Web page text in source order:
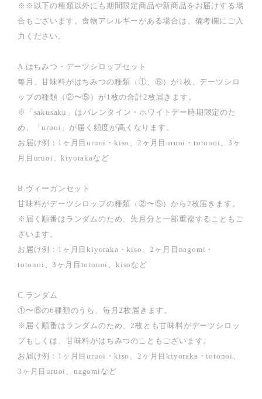
※※以下の種類以外にも期間限定商品や新商品をお届けする場
合もございます。食物アレルギーがある場合は、備考欄にご入
力ください。
A.はちみつ・デーツシロップセット
毎月、甘味料がはちみつの種類（①、⑥）が1枚、デーツシロ
ップの種類（②〜⑤）が1枚の合計2枚届きます。
※「sakusaku」はバレンタイン・ホワイトデー時期限定のた
め、「uruoi」が届く頻度が高くなります。
お届け例：1ヶ月目uruoi・kiso、2ヶ月目uruoi・totonoi、3ヶ
月目uruoi、kiyorakaなど
B.ヴィーガンセット
甘味料がデーツシロップの種類（②〜⑤）から2枚届きます。
※届く順番はランダムのため、先月分と一部重複することもご
ざいます。
お届け例：1ヶ月目kiyoraka・kiso、2ヶ月目nagomi・
totonoi、3ヶ月目totonoi、kisoなど
C.ランダム
①〜⑥の6種類のうち、毎月2枚届きます。
※届く順番はランダムのため、2枚とも甘味料がデーツシロッ
プもしくは、甘味料がはちみつのこともございます。
お届け例：1ヶ月目uruoi・kiso、2ヶ月目kiyoraka・totonoi、
3ヶ月目uruoi、nagomiなど